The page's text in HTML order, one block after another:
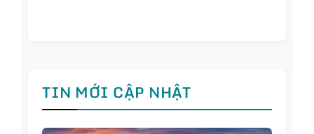
TIN MỚI CẬP NHẬT